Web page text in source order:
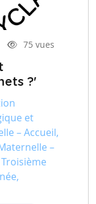
75 vues
?'
et
– Accueil,
–